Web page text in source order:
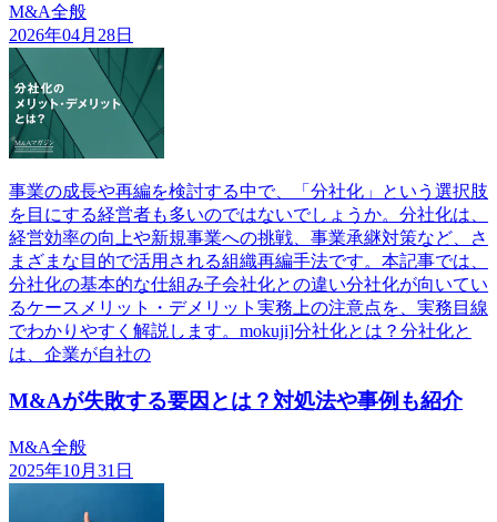
M&A全般
2026年04月28日
事業の成長や再編を検討する中で、「分社化」という選択肢
を目にする経営者も多いのではないでしょうか。分社化は、
経営効率の向上や新規事業への挑戦、事業承継対策など、さ
まざまな目的で活用される組織再編手法です。本記事では、
分社化の基本的な仕組み子会社化との違い分社化が向いてい
るケースメリット・デメリット実務上の注意点を、実務目線
でわかりやすく解説します。mokuji]分社化とは？分社化と
は、企業が自社の
M&Aが失敗する要因とは？対処法や事例も紹介
M&A全般
2025年10月31日